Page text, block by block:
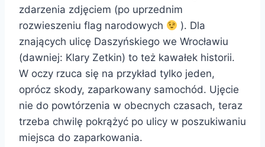
zdarzenia zdjęciem (po uprzednim
rozwieszeniu flag narodowych
). Dla
znających ulicę Daszyńskiego we Wrocławiu
(dawniej: Klary Zetkin) to też kawałek historii.
W oczy rzuca się na przykład tylko jeden,
oprócz skody, zaparkowany samochód. Ujęcie
nie do powtórzenia w obecnych czasach, teraz
trzeba chwilę pokrążyć po ulicy w poszukiwaniu
miejsca do zaparkowania.